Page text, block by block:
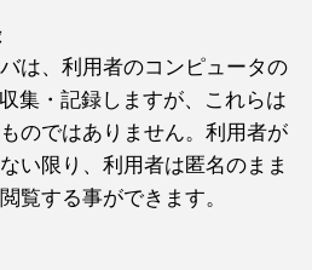
は、利用者のコンピュータの
集・記録しますが、これらは
のではありません。利用者が
い限り、利用者は匿名のまま
覧する事ができます。